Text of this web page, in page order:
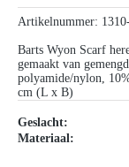
Artikelnummer:
Barts Wyon Scarf
gemaakt van
polyamide/nylon,
cm (L x B)
Geslacht:
Materiaal: